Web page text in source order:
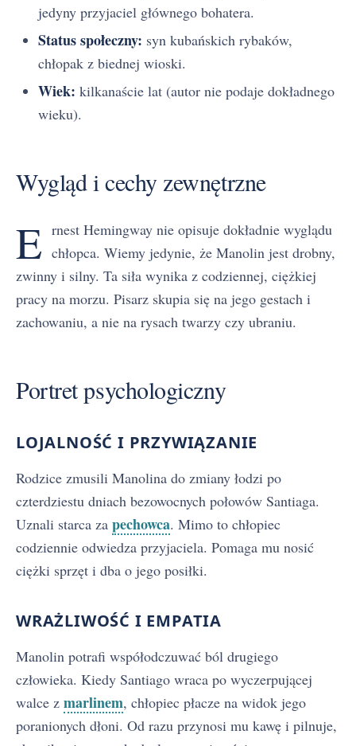
jedyny przyjaciel głównego bohatera.
Status społeczny: syn kubańskich rybaków,
chłopak z biednej wioski.
Wiek: kilkanaście lat (autor nie podaje dokładnego
wieku).
Wygląd i cechy zewnętrzne
E rnest Hemingway nie opisuje dokładnie wyglądu
chłopca. Wiemy jedynie, że Manolin jest drobny,
zwinny i silny. Ta siła wynika z codziennej, ciężkiej
pracy na morzu. Pisarz skupia się na jego gestach i
zachowaniu, a nie na rysach twarzy czy ubraniu.
Portret psychologiczny
LOJALNOŚĆ I PRZYWIĄZANIE
Rodzice zmusili Manolina do zmiany łodzi po
czterdziestu dniach bezowocnych połowów Santiaga.
Uznali starca za pechowca. Mimo to chłopiec
codziennie odwiedza przyjaciela. Pomaga mu nosić
ciężki sprzęt i dba o jego posiłki.
WRAŻLIWOŚĆ I EMPATIA
Manolin potrafi współodczuwać ból drugiego
człowieka. Kiedy Santiago wraca po wyczerpującej
walce z marlinem, chłopiec płacze na widok jego
poranionych dłoni. Od razu przynosi mu kawę i pilnuje,